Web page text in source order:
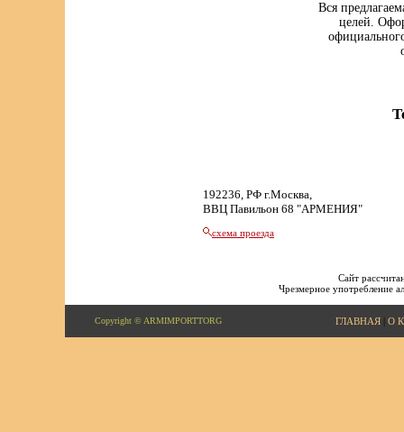
Вся
целей.
192236, РФ г.Москва,
ВВЦ Павильон 68 "АРМЕНИЯ"
схема проезда
Сайт
Чрезмерное употребление
Copyright © ARMIMPORTTORG ГЛАВНАЯ| О